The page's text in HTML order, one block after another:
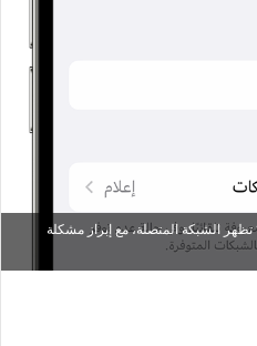
شاشة إعدادات الواي فاي على آيفون 17 تظهر الشبكة المتصلة، مع إبراز مشكلة